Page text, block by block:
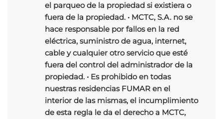
el parqueo de la propiedad si existiera o
fuera de la propiedad. • MCTC, S.A. no se
hace responsable por fallos en la red
eléctrica, suministro de agua, internet,
cable y cualquier otro servicio que esté
fuera del control del administrador de la
propiedad. • Es prohibido en todas
nuestras residencias FUMAR en el
interior de las mismas, el incumplimiento
de esta regla le da el derecho a MCTC,